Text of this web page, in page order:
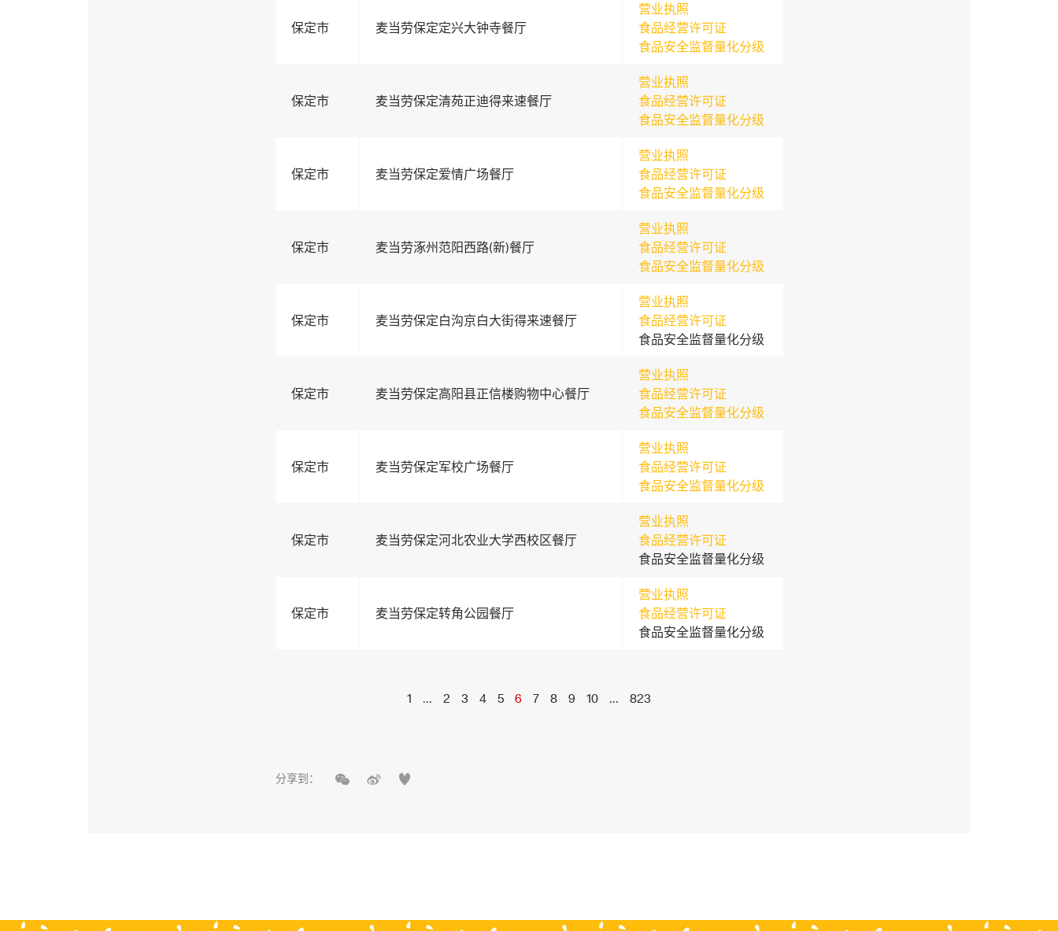
保定市 麦当劳保定定兴大钟寺餐厅
营业执照
食品经营许可证
食品安全监督量化分级
保定市 麦当劳保定清苑正迪得来速餐厅
营业执照
食品经营许可证
食品安全监督量化分级
保定市 麦当劳保定爱情广场餐厅
营业执照
食品经营许可证
食品安全监督量化分级
保定市 麦当劳涿州范阳西路(新)餐厅
营业执照
食品经营许可证
食品安全监督量化分级
保定市 麦当劳保定白沟京白大街得来速餐厅
营业执照
食品经营许可证
食品安全监督量化分级
保定市 麦当劳保定高阳县正信楼购物中心餐厅
营业执照
食品经营许可证
食品安全监督量化分级
保定市 麦当劳保定军校广场餐厅
营业执照
食品经营许可证
食品安全监督量化分级
保定市 麦当劳保定河北农业大学西校区餐厅
营业执照
食品经营许可证
食品安全监督量化分级
保定市 麦当劳保定转角公园餐厅
营业执照
食品经营许可证
食品安全监督量化分级
1 ... 2 3 4 5 6 7 8 9 10 ... 823
分享到：   